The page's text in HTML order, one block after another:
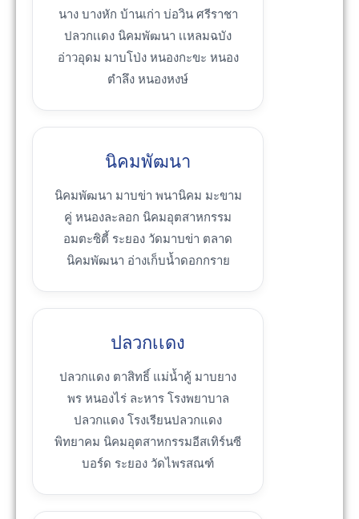
นาง บางหัก บ้านเก่า บ่อวิน ศรีราชา
ปลวกเเดง นิคมพัฒนา เเหลมฉบัง
อ่าวอุดม มาบโป่ง หนองกะขะ หนอง
ตำลึง หนองหงษ์
นิคมพัฒนา
นิคมพัฒนา มาบข่า พนานิคม มะขาม
คู่ หนองละลอก นิคมอุตสาหกรรม
อมตะซิตี้ ระยอง วัดมาบข่า ตลาด
นิคมพัฒนา อ่างเก็บน้ำดอกกราย
ปลวกเเดง
ปลวกแดง ตาสิทธิ์ แม่น้ำคู้ มาบยาง
พร หนองไร่ ละหาร โรงพยาบาล
ปลวกแดง โรงเรียนปลวกแดง
พิทยาคม นิคมอุตสาหกรรมอีสเทิร์นซี
บอร์ด ระยอง วัดไพรสณฑ์